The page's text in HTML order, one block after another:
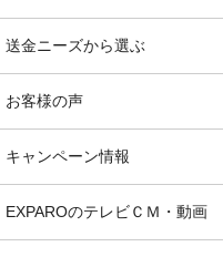
送金ニーズから選ぶ
お客様の声
キャンペーン情報
EXPAROのテレビＣＭ・動画